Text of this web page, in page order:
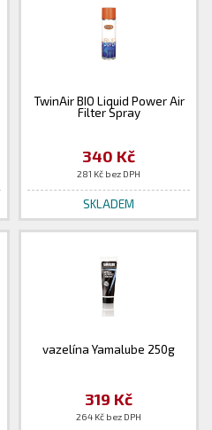
TwinAir BIO Liquid Power Air
Filter Spray
340 Kč
281 Kč bez DPH
SKLADEM
vazelína Yamalube 250g
319 Kč
264 Kč bez DPH